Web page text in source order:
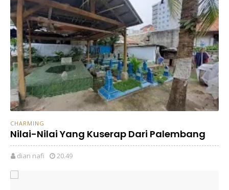
CHARMING
Nilai-Nilai Yang Kuserap Dari Palembang
dian nafi 20.49